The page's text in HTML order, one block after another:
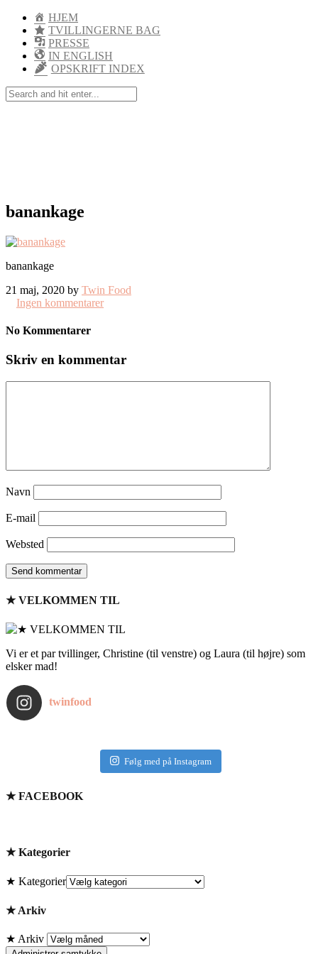
HJEM
TVILLINGERNE BAG
PRESSE
IN ENGLISH
OPSKRIFT INDEX
banankage
banankage
21 maj, 2020 by Twin Food
Ingen kommentarer
No Kommentarer
Skriv en kommentar
Navn
E-mail
Websted
★ VELKOMMEN TIL
Vi er et par tvillinger, Christine (til venstre) og Laura (til højre) som
elsker mad!
twinfood
Følg med på Instagram
★ FACEBOOK
★ Kategorier
★ Kategorier
★ Arkiv
★ Arkiv